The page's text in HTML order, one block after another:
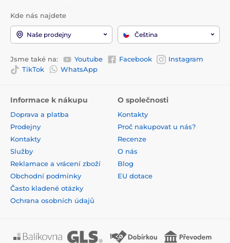
Kde nás najdete
Naše prodejny Čeština
Jsme také na: Youtube Facebook
Instagram
TikTok
WhatsApp
Informace k nákupu
Doprava a platba
Prodejny
Kontakty
Služby
Reklamace a vrácení zboží
Obchodní podmínky
Často kladené otázky
Ochrana osobních údajů
O společnosti
Kontakty
Proč nakupovat u nás?
Recenze
O nás
Blog
EU dotace